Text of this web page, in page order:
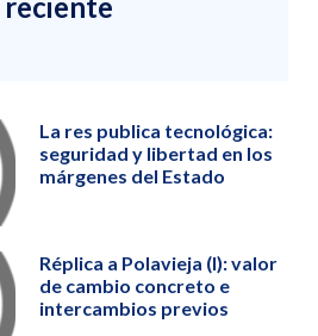
La res publica tecnológica:
seguridad y libertad en los
márgenes del Estado
Réplica a Polavieja (I): valor
de cambio concreto e
intercambios previos